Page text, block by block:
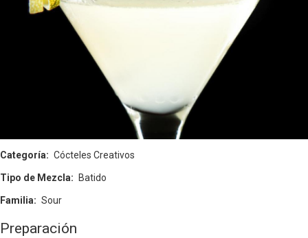
Categoría Cócteles Creativos
Tipo de Mezcla Batido
Familia Sour
Preparación